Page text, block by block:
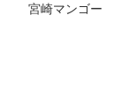
宮崎マンゴー